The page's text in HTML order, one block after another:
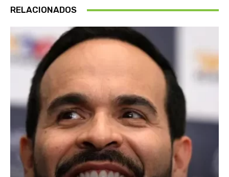
RELACIONADOS